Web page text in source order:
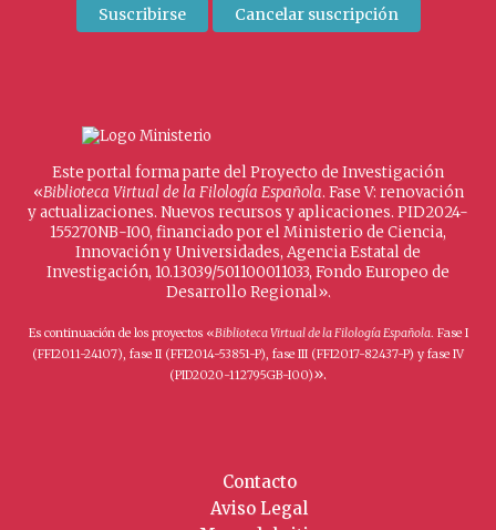
Este portal forma parte del Proyecto de Investigación
«Biblioteca Virtual de la Filología Española. Fase V: renovación
y actualizaciones. Nuevos recursos y aplicaciones. PID2024-
155270NB-I00, financiado por el Ministerio de Ciencia,
Innovación y Universidades, Agencia Estatal de
Investigación, 10.13039/501100011033, Fondo Europeo de
Desarrollo Regional».
Es continuación de los proyectos «Biblioteca Virtual de la Filología Española. Fase I
(FFI2011-24107), fase II (FFI2014-53851-P), fase III (FFI2017-82437-P) y fase IV
(PID2020-112795GB-I00)».
Contacto
Aviso Legal